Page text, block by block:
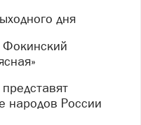
дня
народов России